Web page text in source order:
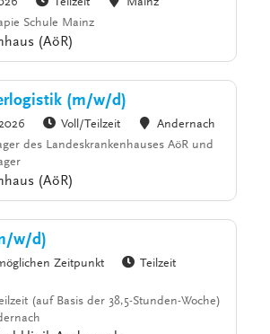
Teilzeit
Mainz
Schule Mainz
(AöR)
(m/w/d)
Voll/Teilzeit
Andernach
des Landeskrankenhauses AöR und
(AöR)
w/d)
Zeitpunkt
Teilzeit
(auf Basis der 38,5-Stunden-Woche)